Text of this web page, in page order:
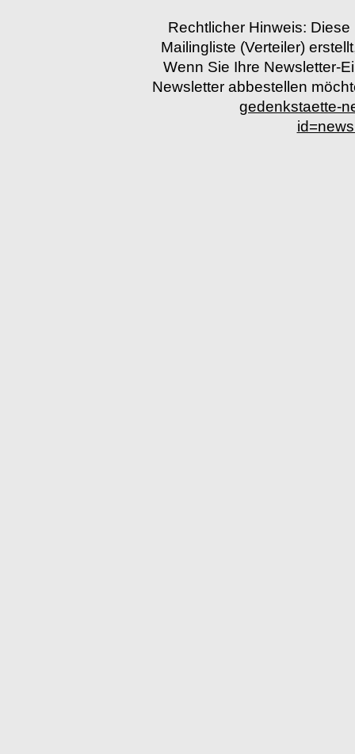
Rechtlicher Hinweis:
Mailingliste (Verteiler)
Wenn Sie Ihre Newsletter-
Newsletter abbestellen
gedenkstaette-